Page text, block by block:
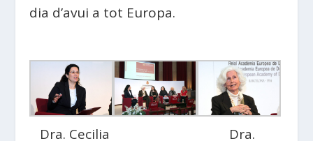
dia d’avui a tot Europa.
Dra. Cecilia Dra.